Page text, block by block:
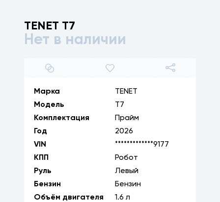
TENET T7
Нет в наличии
1/ 14
Марка
TENET
Модель
T7
Комплектация
Прайм
Год
2026
VIN
*************9177
КПП
Робот
Руль
Левый
Бензин
Бензин
Объём двигателя
1.6 л